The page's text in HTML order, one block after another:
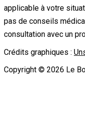
applicable à votre
pas de conseils
consultation avec un
Crédits graphiques :
Copyright © 2026 Le